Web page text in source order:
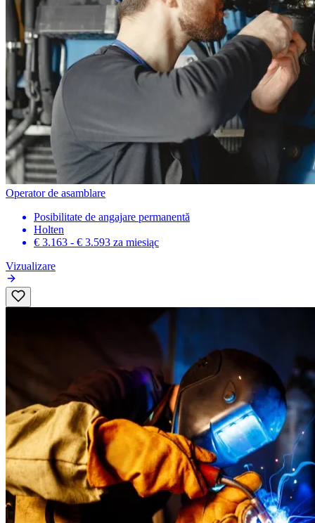
Operator de asamblare
Posibilitate de angajare permanentă
Holten
€ 3.163 - € 3.593 za miesiąc
Vizualizare